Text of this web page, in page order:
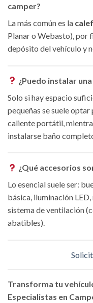
camper?
La más común es la
Planar o Webasto), por
depósito del vehículo y
¿Puedo instalar
Solo si hay espacio
pequeñas se suele
caliente portátil,
instalarse baño
¿Qué accesorios
Lo esencial suele ser:
básica, iluminación
sistema de ventilación
abatibles).
Transforma tu
Especialistas en